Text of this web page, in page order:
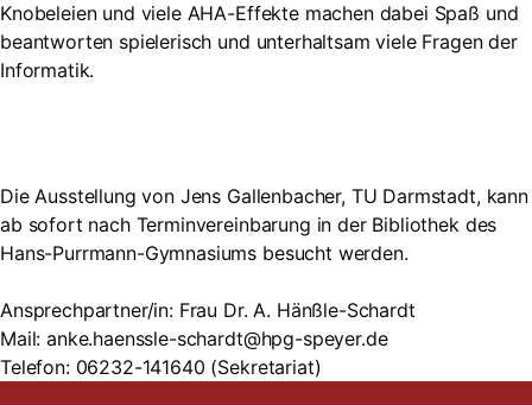
Knobeleien und viele AHA-Effekte machen dabei Spaß und
beantworten spielerisch und unterhaltsam viele Fragen der
Informatik.
Die Ausstellung von Jens Gallenbacher, TU Darmstadt, kann
ab sofort nach Terminvereinbarung in der Bibliothek des
Hans-Purrmann-Gymnasiums besucht werden.
Ansprechpartner/in: Frau Dr. A. Hänßle-Schardt
Mail: anke.haenssle-schardt@hpg-speyer.de
Telefon: 06232-141640 (Sekretariat)